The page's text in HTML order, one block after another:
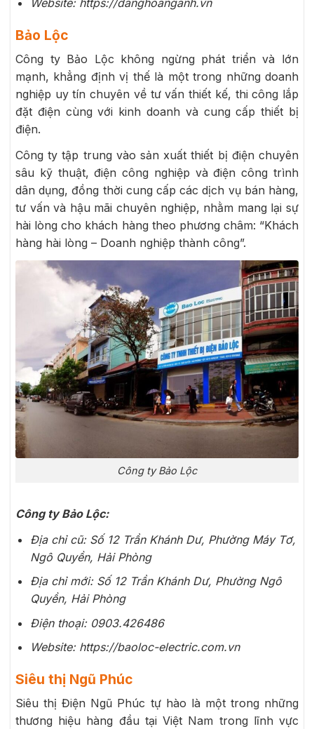
Website: https://danghoanganh.vn
Bảo Lộc
Công ty Bảo Lộc không ngừng phát triển và lớn
mạnh, khẳng định vị thế là một trong những doanh
nghiệp uy tín chuyên về tư vấn thiết kế, thi công lắp
đặt điện cùng với kinh doanh và cung cấp thiết bị
điện.
Công ty tập trung vào sản xuất thiết bị điện chuyên
sâu kỹ thuật, điện công nghiệp và điện công trình
dân dụng, đồng thời cung cấp các dịch vụ bán hàng,
tư vấn và hậu mãi chuyên nghiệp, nhằm mang lại sự
hài lòng cho khách hàng theo phương châm: “Khách
hàng hài lòng – Doanh nghiệp thành công”.
Công ty Bảo Lộc
Công ty Bảo Lộc:
Địa chỉ cũ: Số 12 Trần Khánh Dư, Phường Máy Tơ,
Ngô Quyền, Hải Phòng
Địa chỉ mới: Số 12 Trần Khánh Dư, Phường Ngô
Quyền, Hải Phòng
Điện thoại: 0903.426486
Website: https://baoloc-electric.com.vn
Siêu thị Ngũ Phúc
Siêu thị Điện Ngũ Phúc tự hào là một trong những
thương hiệu hàng đầu tại Việt Nam trong lĩnh vực